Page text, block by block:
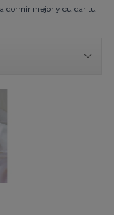
dormir mejor y cuidar tu